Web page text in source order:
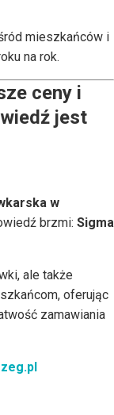
mieszkańców i
na rok.
ceny i
jest
w
brzmi: Sigma
ale także
oferując
zamawiania